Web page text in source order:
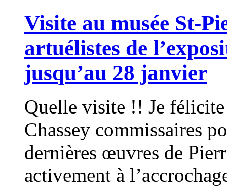
Visite au musée St-
artuélistes de
jusqu’au 28 janvier
Quelle visite !! Je
Chassey commissaires
dernières œuvres de
activement à